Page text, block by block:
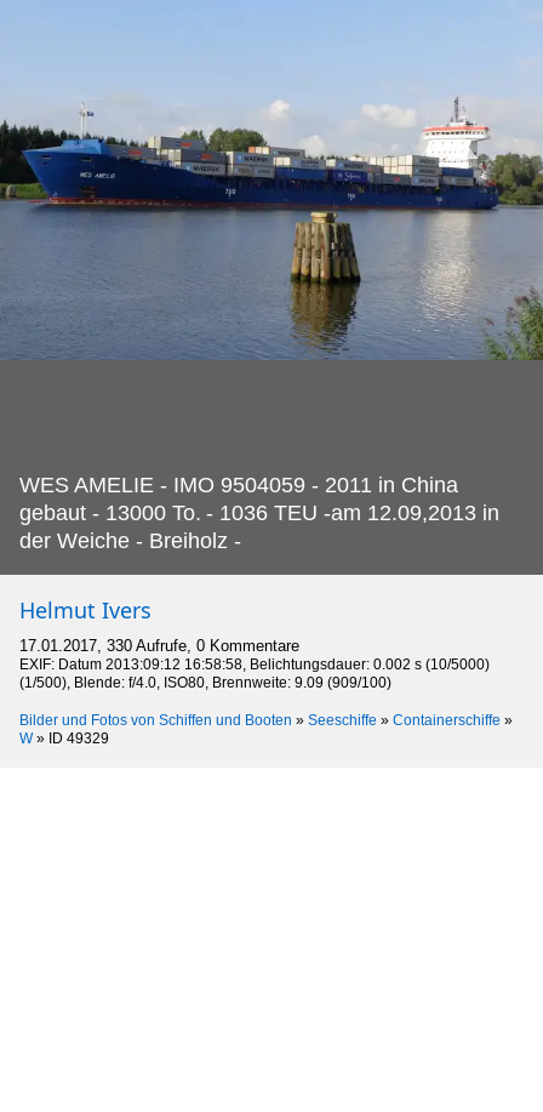
WES AMELIE - IMO 9504059 - 2011 in China
gebaut - 13000 To. - 1036 TEU -am 12.09,2013 in
der Weiche - Breiholz -
Helmut Ivers
17.01.2017, 330 Aufrufe, 0 Kommentare
EXIF: Datum 2013:09:12 16:58:58, Belichtungsdauer: 0.002 s (10/5000)
(1/500), Blende: f/4.0, ISO80, Brennweite: 9.09 (909/100)
Bilder und Fotos von Schiffen und Booten » Seeschiffe » Containerschiffe »
W» ID 49329